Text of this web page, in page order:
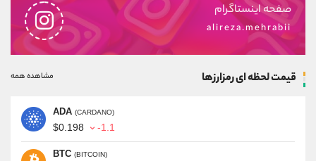
صفحه اینستاگرام
alireza.mehrabii
قیمت لحظه ای رمزارزها مشاهده همه
ADA (CARDANO)
$0.198 -1.1
BTC (BITCOIN)